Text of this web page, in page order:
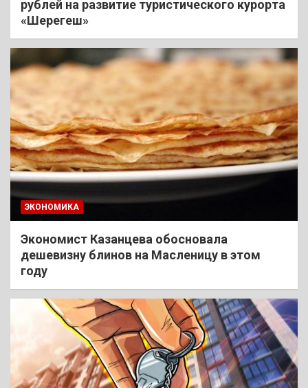
рублей на развитие туристического курорта
«Шерегеш»
ЭКОНОМИКА
Экономист Казанцева обосновала
дешевизну блинов на Масленицу в этом
году